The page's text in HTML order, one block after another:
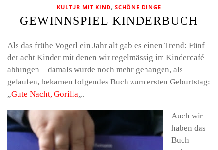
KULTUR MIT KIND, SCHÖNE DINGE
GEWINNSPIEL KINDERBUCH
Als das frühe Vogerl ein Jahr alt gab es einen Trend: Fünf
der acht Kinder mit denen wir regelmässig im Kindercafé
abhingen – damals wurde noch mehr gehangen, als
gelaufen, bekamen folgendes Buch zum ersten Geburtstag:
„Gute Nacht, Gorilla„.
Auch wir
haben das
Buch